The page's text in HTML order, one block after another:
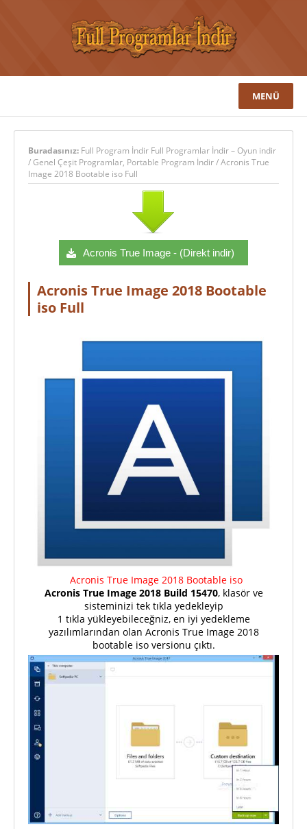
MENÜ
Buradasınız: Full Program İndir Full Programlar İndir – Oyun indir
/Genel Çeşit Programlar, Portable Program İndir/Acronis True
Image 2018 Bootable iso Full
Acronis True Image - (Direkt indir)
Acronis True Image 2018 Bootable
iso Full
Acronis True Image 2018 Bootable iso
Acronis True Image 2018 Build 15470, klasör ve
sisteminizi tek tıkla yedekleyip
1 tıkla yükleyebileceğniz, en iyi yedekleme
yazılımlarından olan Acronis True Image 2018
bootable iso versionu çıktı.